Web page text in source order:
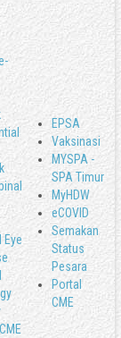
Eye
EPSA
Vaksinasi
MYSPA -
SPA Timur
MyHDW
eCOVID
Semakan
Status
Pesara
Portal
CME